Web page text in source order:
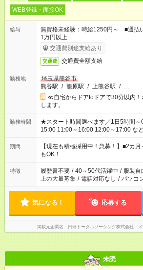
WEB登録・面接OK
給与
無資格未経験：時給1250円～ ■週
1万円以上
交通費別途支給あり
交通費 交通費全額支給
勤務地
埼玉県熊谷市
熊谷駅 / 籠原駅 / 上熊谷駅 / …
≪自宅からドアtoドアで30分以内
します。
勤務時間
★スタート時間選べます／1日5時間～OK ～シフト例～
15:00 11:00～16:00 12:00～17:00 など 上記は一例です。その
シフトもご相談ください。 ※Wワークの場合当社と合わせて法
定労働時間が週40時間を超えなけれ
期間
【現在も積極採用中！急募！】■2カ
もOK！
特徴 履歴書不要 / 40～50代活躍中 / 服装自
上の大量募集 / 電話対応なし / パソコ
気になる！ 応募する
掲載元企業名 日研トータルソーシング株式会社
未読